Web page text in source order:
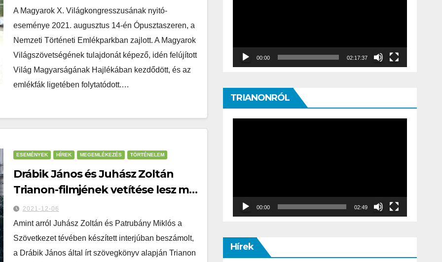
A Magyarok X. Világkongresszusának nyitó-
eseménye 2021. augusztus 14-én Ópusztaszeren, a
Nemzeti Történeti Emlékparkban zajlott. A Magyarok
Világszövetségének tulajdonát képező, idén felújított
Világ Magyarságának Hajlékában kezdődött, és az
emlékfák ligetében folytatódott.…
ESEMÉNYEK HÍREK MEGEMLÉKEZÉS TÖRTÉNELEM
Drábik János és Juhász Zoltán
Trianon-filmjének vetítése lesz ma
a Magyarok Világszövetségénél, 18
órakor
2021-12-06
Amint arról Juhász Zoltán és Patrubány Miklós a
Szövetkezet tévében készített interjúban beszámolt,
a Drábik János által írt szövegkönyv alapján Trianon
00:00 02:17:37
TRIANONRÓL
00:00 02:49
Hírek